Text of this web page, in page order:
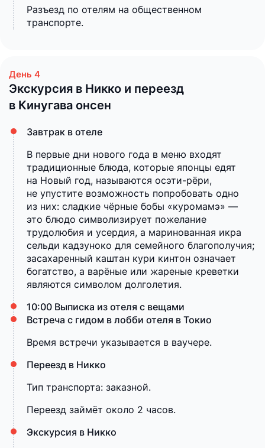
Разъезд по отелям на общественном
транспорте.
Экскурсия в Никко и переезд
в Кинугава онсен
Завтрак в отеле
В первые дни нового года в меню входят
традиционные блюда, которые японцы едят
на Новый год, называются осэти-рёри,
не упустите возможность попробовать одно
из них: сладкие чёрные бобы «куромамэ» —
это блюдо символизирует пожелание
трудолюбия и усердия, а маринованная икра
сельди кадзуноко для семейного благополучия;
засахаренный каштан кури кинтон означает
богатство, а варёные или жареные креветки
являются символом долголетия.
10:00 Выписка из отеля с вещами
Встреча с гидом в лобби отеля в Токио
Время встречи указывается в ваучере.
Переезд в Никко
Тип транспорта: заказной.
Переезд займёт около 2 часов.
Экскурсия в Никко